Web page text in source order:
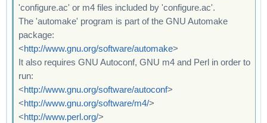
'configure.ac' or m4 files included by 'configure.ac'.
The 'automake' program is part of the GNU Automake
package:
<http://www.gnu.org/software/automake>
It also requires GNU Autoconf, GNU m4 and Perl in order to
run:
<http://www.gnu.org/software/autoconf>
<http://www.gnu.org/software/m4/>
<http://www.perl.org/>